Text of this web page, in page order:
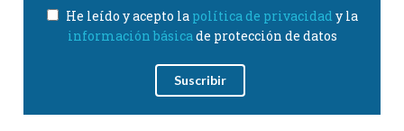
He leído y acepto la política de privacidad y la
información básicade protección de datos